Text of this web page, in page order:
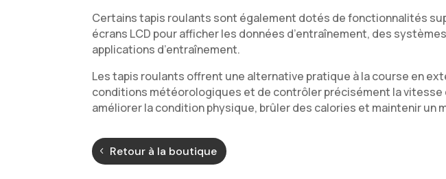
Certains tapis roulants sont également dotés de fonctionnalités
écrans LCD pour afficher les données d’entraînement, des
applications d’entraînement.
Les tapis roulants offrent une alternative pratique à la course en
conditions météorologiques et de contrôler précisément la
améliorer la condition physique, brûler des calories et maintenir un
Retour à la boutique